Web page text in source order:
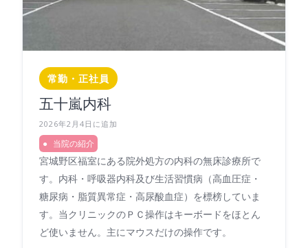
常勤・正社員
五十嵐内科
2026年2月4日に追加
当院の紹介
宮城野区福室にある院外処方の内科の無床診療所で
す。内科・呼吸器内科及び生活習慣病（高血圧症・
糖尿病・脂質異常症・高尿酸血症）を標榜していま
す。当クリニックのＰＣ操作はキーボードをほとん
ど使いません。主にマウスだけの操作です。